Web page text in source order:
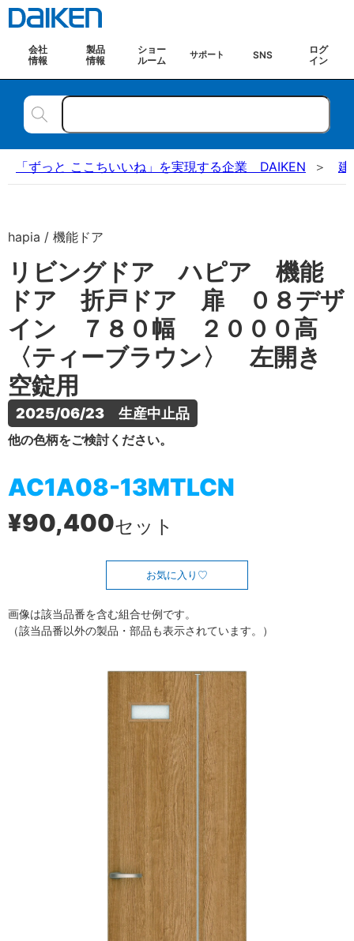
会社
情報
製品
情報
ショー
ルーム
サポート SNS
ログ
イン
「ずっと ここちいいね」を実現する企業 DAIKEN 建
hapia / 機能ドア
リビングドア ハピア 機能
ドア 折戸ドア 扉 ０８デザ
イン ７８０幅 ２０００高
〈ティーブラウン〉 左開き
空錠用
2025/06/23　生産中止品
他の色柄をご検討ください。
AC1A08-13MTLCN
¥90,400セット
お気に入り
画像は該当品番を含む組合せ例です。
（該当品番以外の製品・部品も表示されています。）